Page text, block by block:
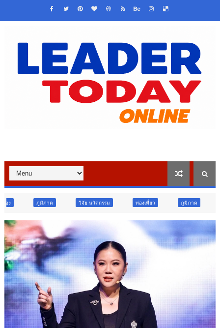
วิจัย นวัตกรรม ท่องเที่ยว ภูมิภาค